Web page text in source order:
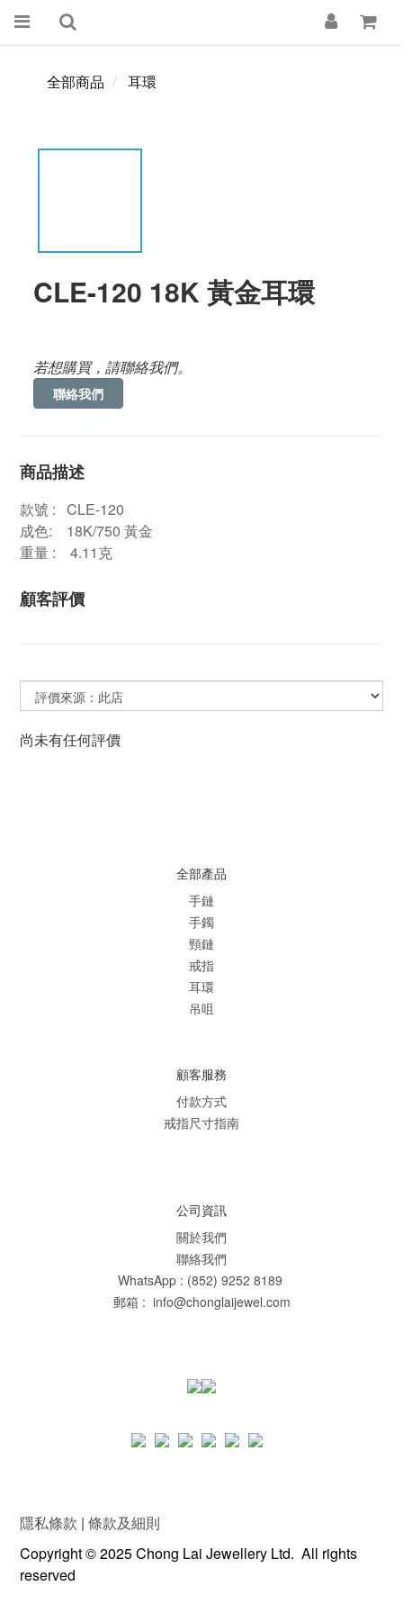
全部商品 耳環
CLE-120 18K 黃金耳環
若想購買，請聯絡我們。
聯絡我們
商品描述
款號 : CLE-120
成色: 18K/750 黃金
重量 : 4.11克
顧客評價
尚未有任何評價
全部產品
手鏈
手鐲
頸鏈
戒指
耳環
吊咀
顧客服務
付款方式
戒指尺寸指南
公司資訊
關於我們
聯絡我們
WhatsApp : (852) 9252 8189
郵箱 : info@chonglaijewel.com
隱私條款 | 條款及細則
Copyright © 2025 Chong Lai Jewellery Ltd. All rights
reserved